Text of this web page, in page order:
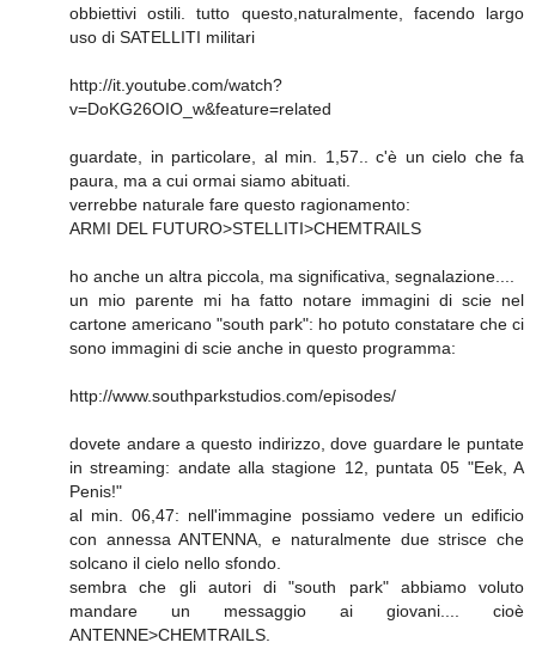
obbiettivi ostili. tutto questo,naturalmente, facendo largo
uso di SATELLITI militari
http://it.youtube.com/watch?
v=DoKG26OIO_w&feature=related
guardate, in particolare, al min. 1,57.. c'è un cielo che fa
paura, ma a cui ormai siamo abituati.
verrebbe naturale fare questo ragionamento:
ARMI DEL FUTURO>STELLITI>CHEMTRAILS
ho anche un altra piccola, ma significativa, segnalazione....
un mio parente mi ha fatto notare immagini di scie nel
cartone americano "south park": ho potuto constatare che ci
sono immagini di scie anche in questo programma:
http://www.southparkstudios.com/episodes/
dovete andare a questo indirizzo, dove guardare le puntate
in streaming: andate alla stagione 12, puntata 05 "Eek, A
Penis!"
al min. 06,47: nell'immagine possiamo vedere un edificio
con annessa ANTENNA, e naturalmente due strisce che
solcano il cielo nello sfondo.
sembra che gli autori di "south park" abbiamo voluto
mandare un messaggio ai giovani.... cioè
ANTENNE>CHEMTRAILS.